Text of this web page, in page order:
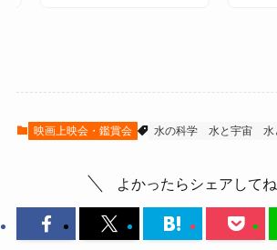
映画上映会・鑑賞会 水の科学 水と宇宙 水
よかったらシェアしてね